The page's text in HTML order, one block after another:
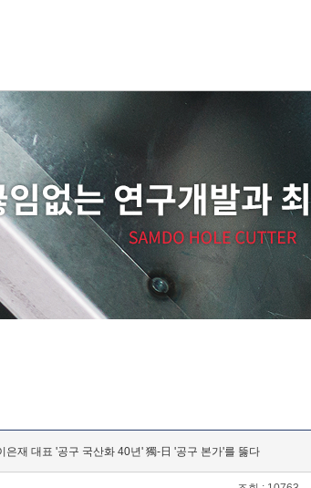
은재 대표 '공구 국산화 40년' 獨-日 '공구 본가'를 뚫다